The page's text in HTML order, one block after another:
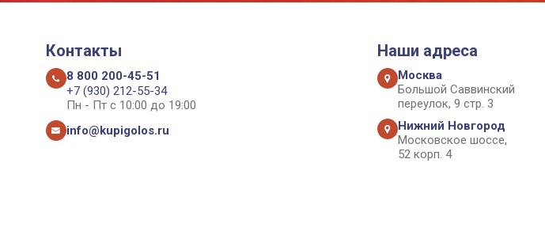
Контакты
8 800 200-45-51
+7 (930) 212-55-34
Пн - Пт с 10:00 до 19:00
info@kupigolos.ru
Наши адреса
Москва
Большой Саввинский
переулок, 9 стр. 3
Нижний Новгород
Московское шоссе,
52 корп. 4